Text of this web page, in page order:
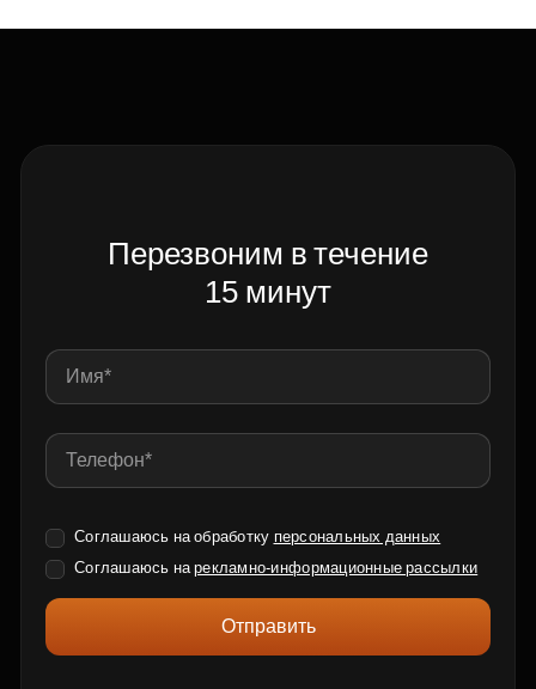
Перезвоним в течение
15 минут
Соглашаюсь на обработку персональных данных
Соглашаюсь нарекламно-информационные рассылки
Отправить